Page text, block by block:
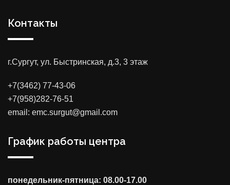
Контакты
г.Сургут, ул. Быстринская, д.3, 3 этаж
+7(3462) 77-43-06
+7(958)282-76-51
email: emc.surgut@gmail.com
График работы центра
понедельник-пятница: 08.00-17.00